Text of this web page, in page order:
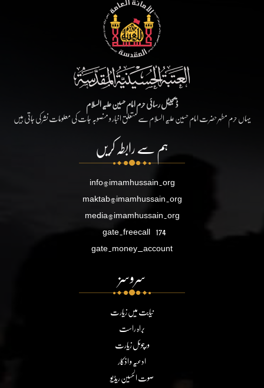
ڈیجیٹل رسائی حرم امام حسین علیہ السلام
یہاں حرم مطہر حضرت امام حسین علیہ السلام سے متعلق اخبار و منصوبہ جات کی معلومات نشر کی جاتی ہیں
ہم سے رابطہ کریں
info@imamhussain.org
maktab@imamhussain.org
media@imamhussain.org
gate.freecall 174
gate.money_account
سروسز
نیابت میں زیارت
براہ راست
ورچوئل زیارت
ادعیہ و اذکار
صوت الحسین ریڈیو